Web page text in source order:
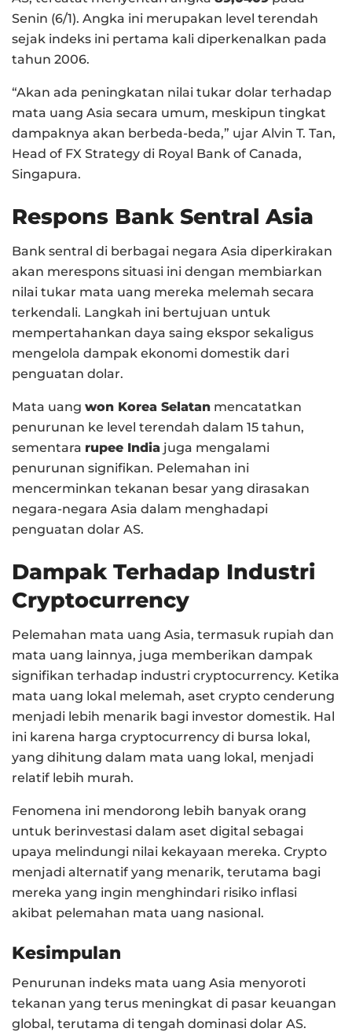
Senin (6/1). Angka ini merupakan level terendah
sejak indeks ini pertama kali diperkenalkan pada
tahun 2006.
“Akan ada peningkatan nilai tukar dolar terhadap
mata uang Asia secara umum, meskipun tingkat
dampaknya akan berbeda-beda,” ujar Alvin T. Tan,
Head of FX Strategy di Royal Bank of Canada,
Singapura.
Respons Bank Sentral Asia
Bank sentral di berbagai negara Asia diperkirakan
akan merespons situasi ini dengan membiarkan
nilai tukar mata uang mereka melemah secara
terkendali. Langkah ini bertujuan untuk
mempertahankan daya saing ekspor sekaligus
mengelola dampak ekonomi domestik dari
penguatan dolar.
Mata uang won Korea Selatan mencatatkan
penurunan ke level terendah dalam 15 tahun,
sementara rupee India juga mengalami
penurunan signifikan. Pelemahan ini
mencerminkan tekanan besar yang dirasakan
negara-negara Asia dalam menghadapi
penguatan dolar AS.
Dampak Terhadap Industri
Cryptocurrency
Pelemahan mata uang Asia, termasuk rupiah dan
mata uang lainnya, juga memberikan dampak
signifikan terhadap industri cryptocurrency. Ketika
mata uang lokal melemah, aset crypto cenderung
menjadi lebih menarik bagi investor domestik. Hal
ini karena harga cryptocurrency di bursa lokal,
yang dihitung dalam mata uang lokal, menjadi
relatif lebih murah.
Fenomena ini mendorong lebih banyak orang
untuk berinvestasi dalam aset digital sebagai
upaya melindungi nilai kekayaan mereka. Crypto
menjadi alternatif yang menarik, terutama bagi
mereka yang ingin menghindari risiko inflasi
akibat pelemahan mata uang nasional.
Kesimpulan
Penurunan indeks mata uang Asia menyoroti
tekanan yang terus meningkat di pasar keuangan
global, terutama di tengah dominasi dolar AS.